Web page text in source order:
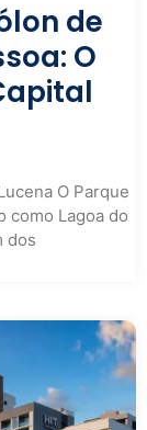
de
O
O Parque
como Lagoa do
dos